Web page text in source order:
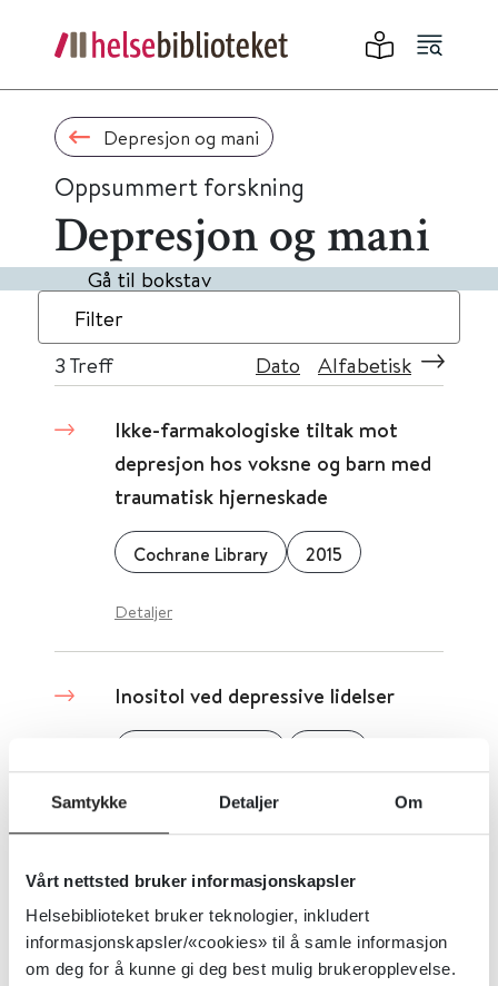
Samtykke Detaljer Om
Vårt nettsted bruker informasjonskapsler
Helsebiblioteket bruker teknologier, inkludert
informasjonskapsler/«cookies» til å samle informasjon
om deg for å kunne gi deg best mulig brukeropplevelse.
Depresjon og mani
Oppsummert forskning
Depresjon og mani
Gå til bokstav
Filter
3 Treff Dato Alfabetisk
Ikke-farmakologiske tiltak mot
depresjon hos voksne og barn med
traumatisk hjerneskade
Cochrane Library 2015
Detaljer
Inositol ved depressive lidelser
Detaljer
Instrumenter for screening og
kasusfunn for depresjon